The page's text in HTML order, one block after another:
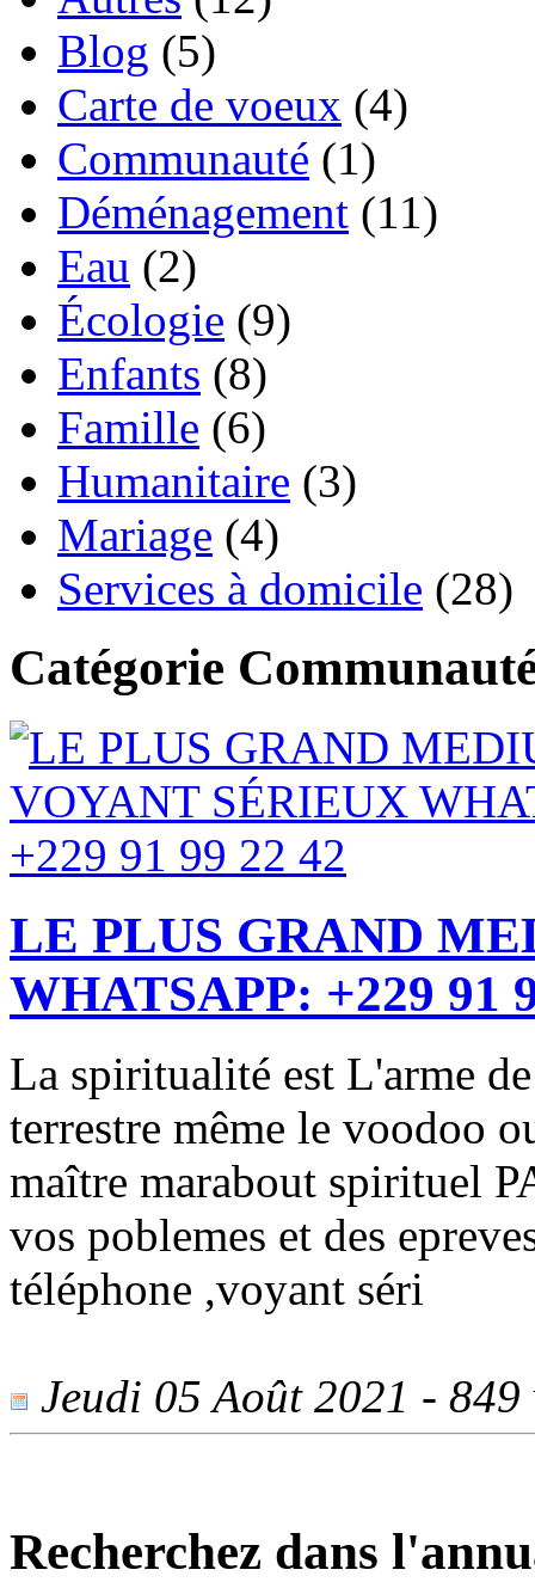
Blog (5)
Carte de voeux (4)
Communauté (1)
Déménagement (11)
Eau (2)
Écologie (9)
Enfants (8)
Famille (6)
Humanitaire (3)
Mariage (4)
Services à domicile (28)
Catégorie
LE PLUS GRAND
WHATSAPP: +229 91
La spiritualité est L'arme
terrestre même le voodoo
maître marabout spirituel
vos poblemes et des
téléphone ,voyant séri
Jeudi 05 Août 2021 - 849
Recherchez dans